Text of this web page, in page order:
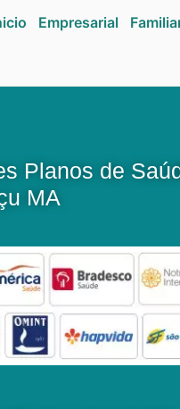
Empresarial
Planos de
MA